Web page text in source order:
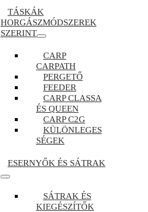
TÁSKÁK
HORGÁSZMÓDSZEREK
SZERINT
CARP
CARPATH
PERGETŐ
FEEDER
CARP CLASSA
ÉS QUEEN
CARP C2G
KÜLÖNLEGES
SÉGEK
ESERNYŐK ÉS SÁTRAK
SÁTRAK ÉS
KIEGÉSZÍTŐK